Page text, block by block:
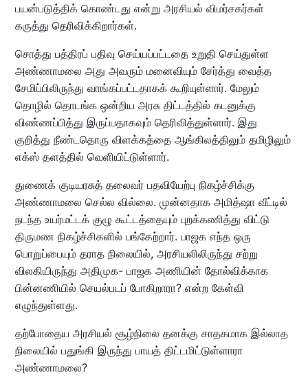
பயன்படுத்திக் கொண்டது என்று அரசியல் விமர்சகர்கள்
கருத்து தெரிவிக்கிறார்கள்.
சொத்து பத்திரப் பதிவு செய்யப்பட்டதை உறுதி செய்துள்ள
அண்ணாமலை அது அவரும் மனைவியும் சேர்த்து வைத்த
சேமிப்பிலிருந்து வாங்கப்பட்டதாகக் கூறியுள்ளார். மேலும்
தொழில் தொடங்க ஒன்றிய அரசு திட்டத்தில் கடனுக்கு
விண்ணப்பித்து இருப்பதாகவும் தெரிவித்துள்ளார். இது
குறித்து நீண்டதொரு விளக்கத்தை ஆங்கிலத்திலும் தமிழிலும்
எக்ஸ் தளத்தில் வெளியிட்டுள்ளார்.
துணைக் குடியரசுத் தலைவர் பதவியேற்பு நிகழ்ச்சிக்கு
அண்ணாமலை செல்ல வில்லை. முன்னதாக அமித்ஷா வீட்டில்
நடந்த உயர்மட்டக் குழு கூட்டத்தையும் புறக்கணித்து விட்டு
திருமண நிகழ்ச்சிகளில் பங்கேற்றார். பாஜக எந்த ஒரு
பொறுப்பையும் தராத நிலையில், அரசியலிலிருந்து சற்று
விலகியிருந்து அதிமுக- பாஜக அணியின் தோல்விக்காக
பின்னணியில் செயல்படப் போகிறாரா? என்ற கேள்வி
எழுந்துள்ளது.
தற்போதைய அரசியல் சூழ்நிலை தனக்கு சாதகமாக இல்லாத
நிலையில் பதுங்கி இருந்து பாயத் திட்டமிட்டுள்ளாரா
அண்ணாமலை?